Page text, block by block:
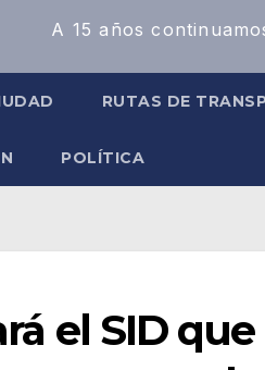
A 15 años
RUTAS DE
POLÍTICA
el SID